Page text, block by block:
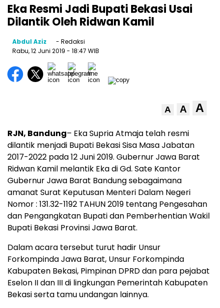
Eka Resmi Jadi Bupati Bekasi Usai
Dilantik Oleh Ridwan Kamil
Abdul Aziz
- Redaksi
Rabu, 12 Juni 2019 - 18:47 WIB
A A A
RJN, Bandung– Eka Supria Atmaja telah resmi
dilantik menjadi Bupati Bekasi Sisa Masa Jabatan
2017-2022 pada 12 Juni 2019. Gubernur Jawa Barat
Ridwan Kamil melantik Eka di Gd. Sate Kantor
Gubernur Jawa Barat Bandung sebagaimana
amanat Surat Keputusan Menteri Dalam Negeri
Nomor : 131.32-1192 TAHUN 2019 tentang Pengesahan
dan Pengangkatan Bupati dan Pemberhentian Wakil
Bupati Bekasi Provinsi Jawa Barat.
Dalam acara tersebut turut hadir Unsur
Forkompinda Jawa Barat, Unsur Forkompinda
Kabupaten Bekasi, Pimpinan DPRD dan para pejabat
Eselon II dan III di lingkungan Pemerintah Kabupaten
Bekasi serta tamu undangan lainnya.